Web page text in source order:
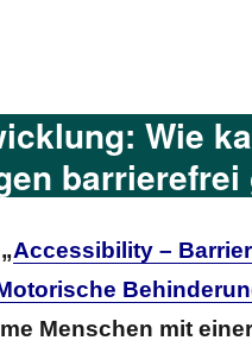
Wie
barrierefrei
Accessibility –
Menschen mit